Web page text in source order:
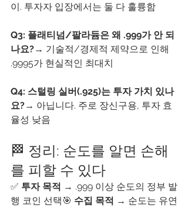
이. 투자자 입장에서는 둘 다 훌륭함
Q3: 플래티넘/팔라듐은 왜 .999가 안 되
나요?→ 기술적/경제적 제약으로 인해
.9995가 현실적인 최대치
Q4: 스털링 실버(.925)는 투자 가치 있나
요?→ 아닙니다. 주로 장신구용, 투자 효
율성 낮음
🏁 정리: 순도를 알면 손해
를 피할 수 있다
✅ 투자 목적 → .999 이상 순도의 정부 발
행 코인 선택🎯 수집 목적 → 순도는 유연